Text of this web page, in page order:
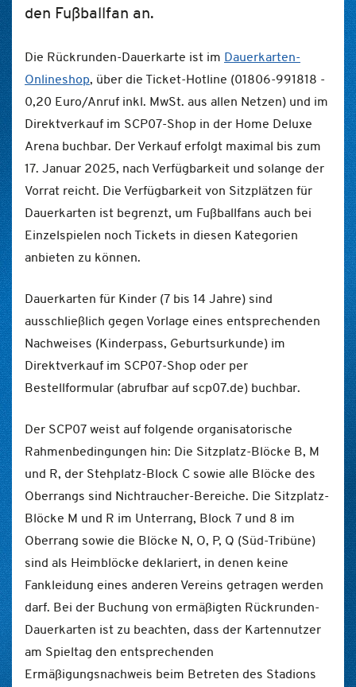
den Fußballfan an.
Die Rückrunden-Dauerkarte ist im Dauerkarten-
Onlineshop, über die Ticket-Hotline (01806-991818 -
0,20 Euro/Anruf inkl. MwSt. aus allen Netzen) und im
Direktverkauf im SCP07-Shop in der Home Deluxe
Arena buchbar. Der Verkauf erfolgt maximal bis zum
17. Januar 2025, nach Verfügbarkeit und solange der
Vorrat reicht. Die Verfügbarkeit von Sitzplätzen für
Dauerkarten ist begrenzt, um Fußballfans auch bei
Einzelspielen noch Tickets in diesen Kategorien
anbieten zu können.
Dauerkarten für Kinder (7 bis 14 Jahre) sind
ausschließlich gegen Vorlage eines entsprechenden
Nachweises (Kinderpass, Geburtsurkunde) im
Direktverkauf im SCP07-Shop oder per
Bestellformular (abrufbar auf scp07.de) buchbar.
Der SCP07 weist auf folgende organisatorische
Rahmenbedingungen hin: Die Sitzplatz-Blöcke B, M
und R, der Stehplatz-Block C sowie alle Blöcke des
Oberrangs sind Nichtraucher-Bereiche. Die Sitzplatz-
Blöcke M und R im Unterrang, Block 7 und 8 im
Oberrang sowie die Blöcke N, O, P, Q (Süd-Tribüne)
sind als Heimblöcke deklariert, in denen keine
Fankleidung eines anderen Vereins getragen werden
darf. Bei der Buchung von ermäßigten Rückrunden-
Dauerkarten ist zu beachten, dass der Kartennutzer
am Spieltag den entsprechenden
Ermäßigungsnachweis beim Betreten des Stadions